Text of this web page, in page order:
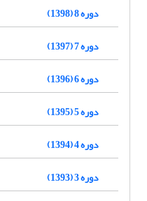
دوره 8 (1398)
دوره 7 (1397)
دوره 6 (1396)
دوره 5 (1395)
دوره 4 (1394)
دوره 3 (1393)